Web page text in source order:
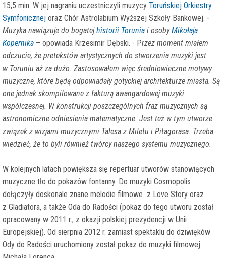
15,5 min. W jej nagraniu uczestniczyli muzycy Toruńskiej Orkiestry
Symfonicznej oraz Chór Astrolabium Wyższej Szkoły Bankowej. -
Muzyka nawiązuje do bogatejhistorii Torunia i osobyMikołaja
Kopernika – opowiada Krzesimir Dębski. - Przez moment miałem
odczucie, że pretekstów artystycznych do stworzenia muzyki jest
w Toruniu aż za dużo. Zastosowałem więc średniowieczne motywy
muzyczne, które będą odpowiadały gotyckiej architekturze miasta. Są
one jednak skompilowane z fakturą awangardowej muzyki
współczesnej. W konstrukcji poszczególnych fraz muzycznych są
astronomiczne odniesienia matematyczne. Jest też w tym utworze
związek z wizjami muzycznymi Talesa z Miletu i Pitagorasa. Trzeba
wiedzieć, że to byli również twórcy naszego systemu muzycznego.
W kolejnych latach powiększa się repertuar utworów stanowiących
muzyczne tło do pokazów fontanny. Do muzyki Cosmopolis
dołączyły doskonale znane melodie filmowe z Love Story oraz
z Gladiatora, a także Oda do Radości (pokaz do tego utworu został
opracowany w 2011 r., z okazji polskiej prezydencji w Unii
Europejskiej). Od sierpnia 2012 r. zamiast spektaklu do dziwięków
Ody do Radości uruchomiony został pokaz do muzyki filmowej